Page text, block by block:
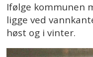
Ifølge kommunen
ligge ved
høst og i vinter.